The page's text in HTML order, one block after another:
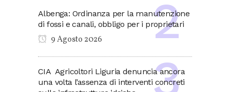
Albenga: Ordinanza per la manutenzione
di fossi e canali, obbligo per i proprietari
9 Agosto 2026
CIA Agricoltori Liguria denuncia ancora
una volta l’assenza di interventi concreti